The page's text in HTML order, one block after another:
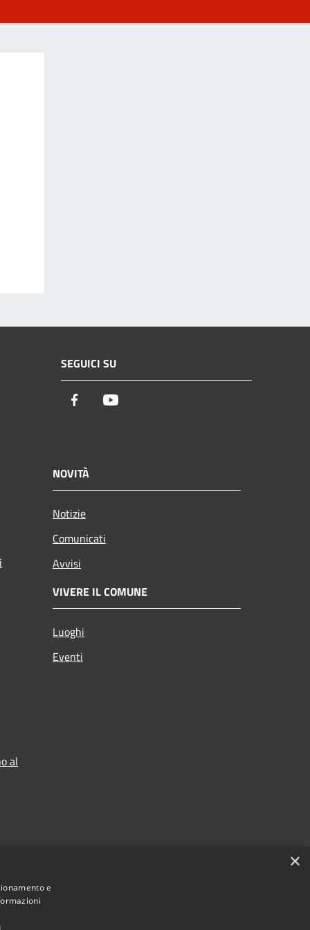
SEGUICI SU
Facebook
NOVITÀ
Notizie
Comunicati
Avvisi
VIVERE IL COMUNE
Luoghi
Eventi
al
×
e